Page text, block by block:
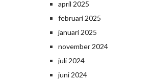
april 2025
februari 2025
januari 2025
november 2024
juli 2024
juni 2024